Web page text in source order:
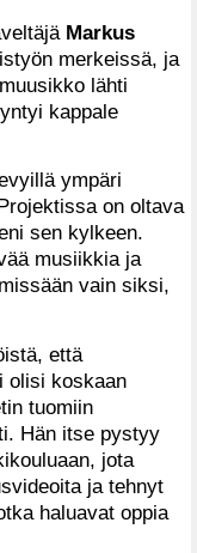
Markus
merkeissä, ja
lähti
kappale
ympäri
on oltava
sen kylkeen.
musiikkia ja
vain siksi,
että
olisi koskaan
tuomiin
Hän itse pystyy
jota
ja tehnyt
haluavat oppia